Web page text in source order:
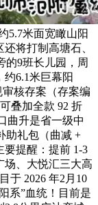
5.7米面宽瞰山阳
将打制高塘石、
的9班长儿园，周
6.1米巨幕阳
核存案（存案编
叠加全款 92 折
曲升是省一级中
助礼包（曲减 +
提醒：提前 1-3
场、大悦汇三大高
于 2026 年2月10
系”血统！目前是